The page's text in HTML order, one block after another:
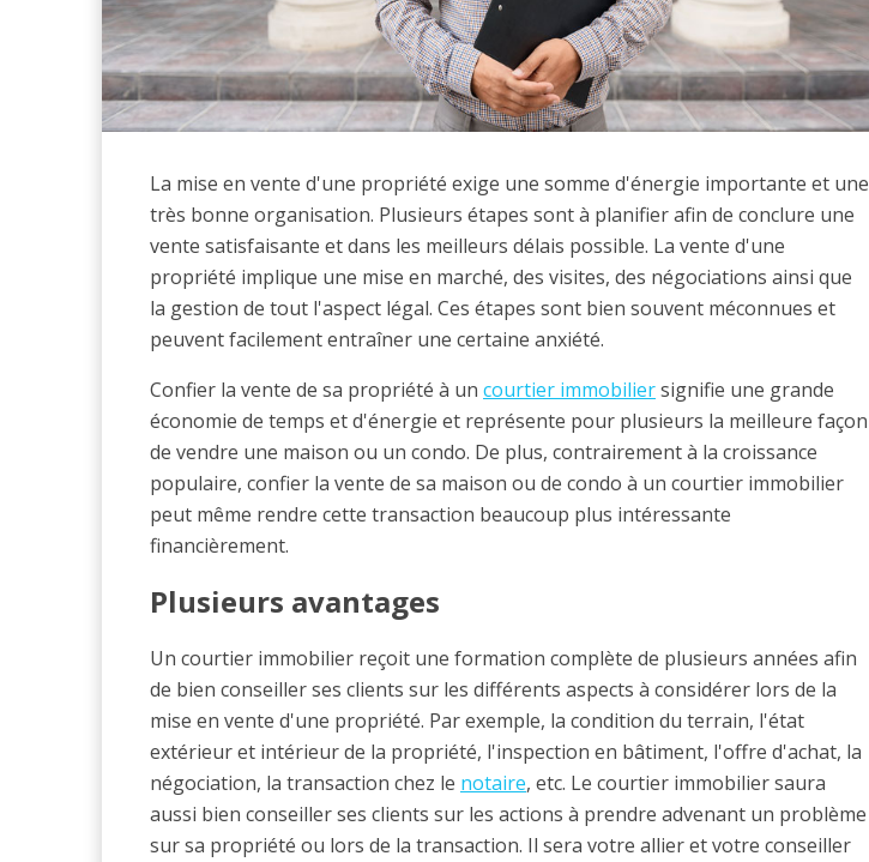
La mise en vente d'une propriété exige une somme d'énergie importante et une
très bonne organisation. Plusieurs étapes sont à planifier afin de conclure une
vente satisfaisante et dans les meilleurs délais possible. La vente d'une
propriété implique une mise en marché, des visites, des négociations ainsi que
la gestion de tout l'aspect légal. Ces étapes sont bien souvent méconnues et
peuvent facilement entraîner une certaine anxiété.
Confier la vente de sa propriété à un courtier immobiliersignifie une grande
économie de temps et d'énergie et représente pour plusieurs la meilleure façon
de vendre une maison ou un condo. De plus, contrairement à la croissance
populaire, confier la vente de sa maison ou de condo à un courtier immobilier
peut même rendre cette transaction beaucoup plus intéressante
financièrement.
Plusieurs avantages
Un courtier immobilier reçoit une formation complète de plusieurs années afin
de bien conseiller ses clients sur les différents aspects à considérer lors de la
mise en vente d'une propriété. Par exemple, la condition du terrain, l'état
extérieur et intérieur de la propriété, l'inspection en bâtiment, l'offre d'achat, la
négociation, la transaction chez le notaire, etc. Le courtier immobilier saura
aussi bien conseiller ses clients sur les actions à prendre advenant un problème
sur sa propriété ou lors de la transaction. Il sera votre allier et votre conseiller